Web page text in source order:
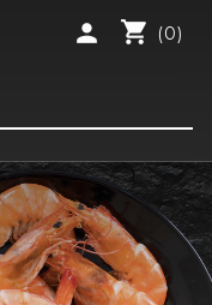
shopping_cart (0)
person